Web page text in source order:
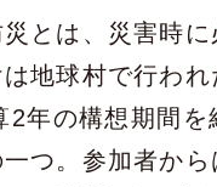
災とは、災害時
地球村で行わ
年の構想期間を
つ。参加者か